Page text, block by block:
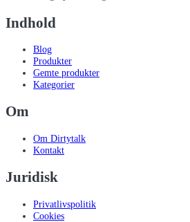
Indhold
Blog
Produkter
Gemte produkter
Kategorier
Om
Om Dirtytalk
Kontakt
Juridisk
Privatlivspolitik
Cookies